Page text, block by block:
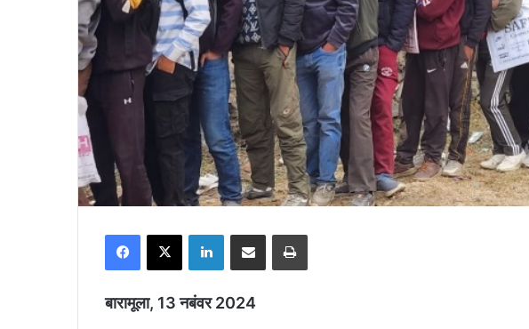
Facebook
X LinkedInShare via Email Print
बारामूला, 13 नबंवर 2024